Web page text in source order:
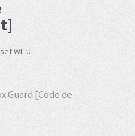
WII-U